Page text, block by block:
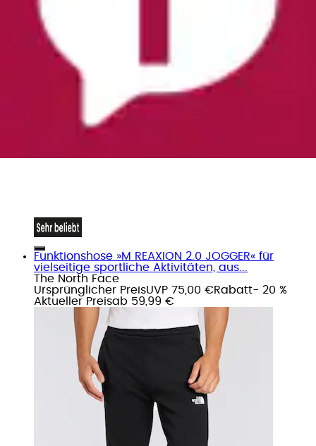
Funktionshose »M REAXION 2.0 JOGGER« für
vielseitige sportliche Aktivitäten, aus...
The North Face
Ursprünglicher PreisUVP 75,00 €Rabatt- 20 %
Aktueller Preisab 59,99 €